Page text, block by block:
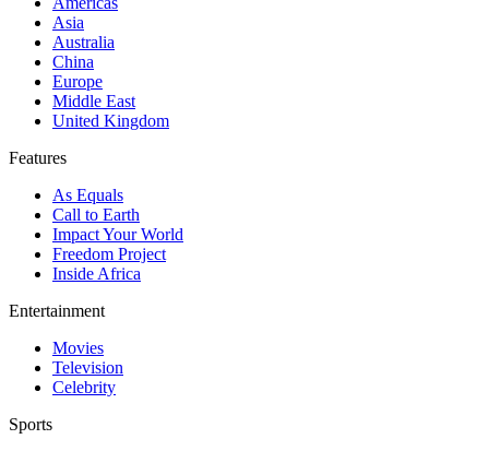
Asia
Australia
China
Europe
Middle East
United Kingdom
Features
As Equals
Call to Earth
Impact Your World
Freedom Project
Inside Africa
Entertainment
Movies
Television
Celebrity
Sports